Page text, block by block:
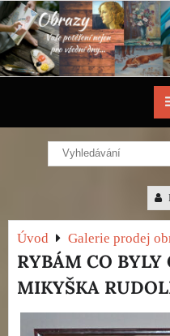
Úvod Galerie prodej
RYBÁM CO
MIKYŠKA